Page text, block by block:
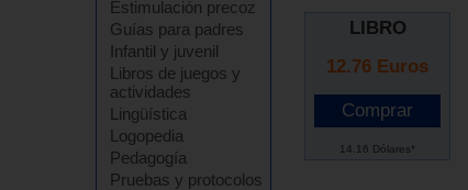
Estimulación precoz
Guías para padres
Infantil y juvenil
Libros de juegos y
actividades
Lingüística
Logopedia
Pedagogía
Pruebas y protocolos
LIBRO
12.76 Euros
14.16 Dólares*